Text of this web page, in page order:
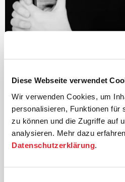
Diese Webseite verwendet
Wir verwenden Cookies, um
personalisieren, Funktionen für
zu können und die Zugriffe auf
analysieren. Mehr dazu
Datenschutzerklärung.
Sarah Christian
Sarah Christian möchte die
und Energie der klassischen
vermitteln. In ihrem
alle Einflüsse zu vereinen und
müssen: Solistin,
Kammer­philharmonie Bremen,
künstlerische Leiterin einer